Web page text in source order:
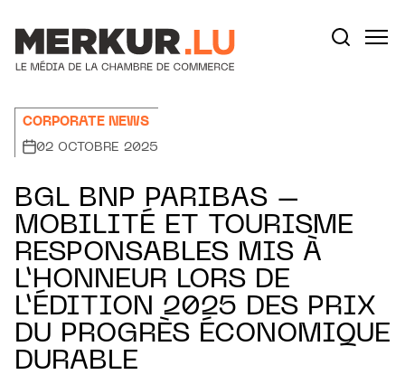
CORPORATE NEWS
02 OCTOBRE 2025
BGL BNP PARIBAS –
MOBILITÉ ET TOURISME
RESPONSABLES MIS À
L’HONNEUR LORS DE
L’ÉDITION 2025 DES PRIX
DU PROGRÈS ÉCONOMIQUE
DURABLE